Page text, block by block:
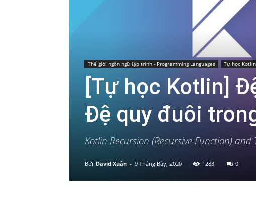
Thế giới ngôn ngữ lập trình - Programming Languages Tự học Kotlin
[Tự học Kotlin]
Đệ quy đuôi
Kotlin Recursion (Recursive Function) and
Bởi David Xuân - 9 Tháng Bảy, 2020 1283 0